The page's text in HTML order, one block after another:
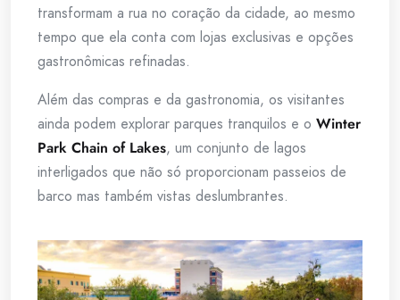
transformam a rua no coração da cidade, ao mesmo
tempo que ela conta com lojas exclusivas e opções
gastronômicas refinadas.
Além das compras e da gastronomia, os visitantes
ainda podem explorar parques tranquilos e o Winter
Park Chain of Lakes, um conjunto de lagos
interligados que não só proporcionam passeios de
barco mas também vistas deslumbrantes.